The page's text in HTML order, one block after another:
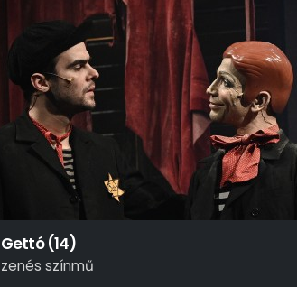
Gettó (14)
zenés színmű